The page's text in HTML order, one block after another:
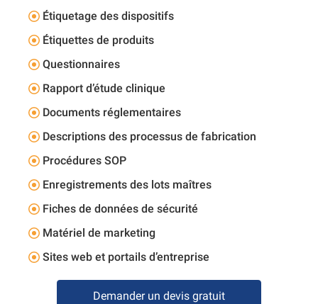
Étiquetage des dispositifs
Étiquettes de produits
Questionnaires
Rapport d’étude clinique
Documents réglementaires
Descriptions des processus de fabrication
Procédures SOP
Enregistrements des lots maîtres
Fiches de données de sécurité
Matériel de marketing
Sites web et portails d’entreprise
Demander un devis gratuit